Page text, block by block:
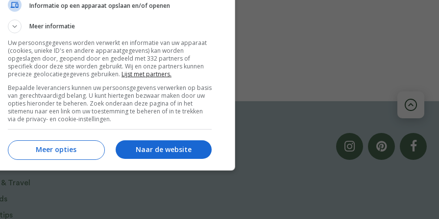
nieuwe feiten over de positieve werking
(2013) hebben Jesse van der Velde en
Want er is veel meer bewezen over de
bekend is. In het eerste deel van dit
met overheerlijke, gemakkelijke recepten
superfoods, maar ook met gewonere
De blender speelt daarbij een hoofdrol.
en lekker! De ultieme gids voor wie op
voor elke dag.
van Food and Friends
Travel
Informatie op een apparaat opslaan en/of openen
Meer informatie
Uw persoonsgegevens worden verwerkt en informatie van uw apparaat
(cookies, unieke ID's en andere apparaatgegevens) kan worden
opgeslagen door, geopend door en gedeeld met 332 partners of
specifiek door deze site worden gebruikt. Wij en onze partners kunnen
precieze geolocatiegegevens gebruiken. Lijst met partners.
Bepaalde leveranciers kunnen uw persoonsgegevens verwerken op basis
van gerechtvaardigd belang. U kunt hiertegen bezwaar maken door uw
opties hieronder te beheren. Zoek onderaan deze pagina of in het
sitemenu naar een link om uw toestemming te beheren of in te trekken
via de privacy- en cookie-instellingen.
Naar de website
Meer opties